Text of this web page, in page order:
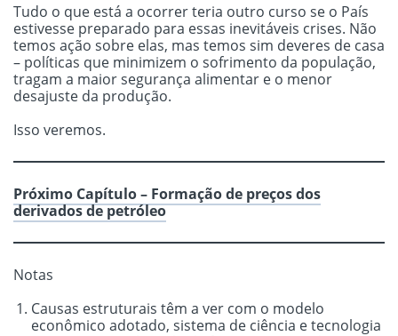
Tudo o que está a ocorrer teria outro curso se o País
estivesse preparado para essas inevitáveis crises. Não
temos ação sobre elas, mas temos sim deveres de casa
– políticas que minimizem o sofrimento da população,
tragam a maior segurança alimentar e o menor
desajuste da produção.
Isso veremos.
Próximo Capítulo – Formação de preços dos
derivados de petróleo
Notas
Causas estruturais têm a ver com o modelo
econômico adotado, sistema de ciência e tecnologia